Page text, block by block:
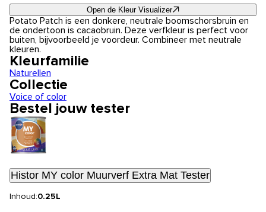
Open de Kleur Visualizer
Potato Patch is een donkere, neutrale boomschorsbruin en
de ondertoon is cacaobruin. Deze verfkleur is perfect voor
buiten, bijvoorbeeld je voordeur. Combineer met neutrale
kleuren.
Kleurfamilie
Naturellen
Collectie
Voice of color
Bestel jouw tester
Histor MY color Muurverf Extra Mat Tester
Inhoud:0.25L